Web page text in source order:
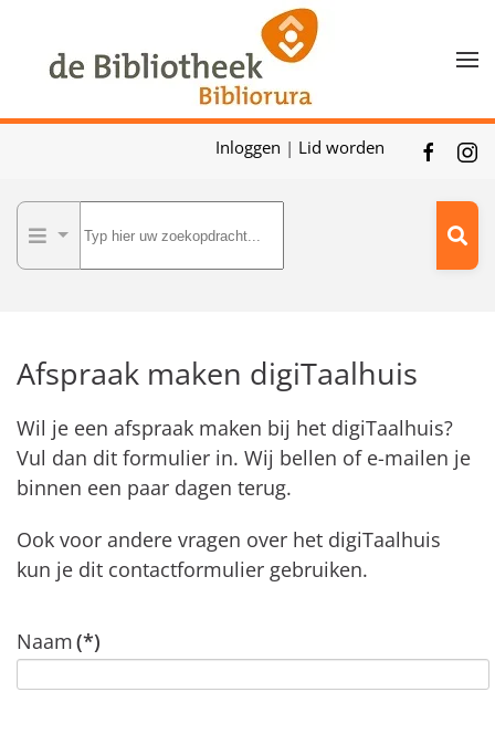
Skip to main content
Inloggen | Lid worden
Afspraak maken digiTaalhuis
Wil je een afspraak maken bij het digiTaalhuis?
Vul dan dit formulier in. Wij bellen of e-mailen je
binnen een paar dagen terug.
Ook voor andere vragen over het digiTaalhuis
kun je dit contactformulier gebruiken.
Naam(*)